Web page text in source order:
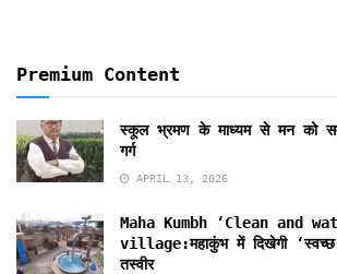
Premium Content
स्कूल भ्रमण के माध्यम से मन को
गर्ग
APRIL 13, 2026
Maha Kumbh ‘Clean and
village:महाकुंभ में दिखेगी
तस्वीर